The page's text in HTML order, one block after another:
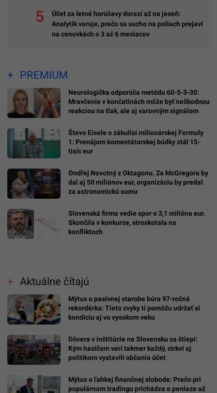
Účet za letné horúčavy dorazí až na jeseň:
Analytik varuje, prečo sa sucho na poliach prejaví
na cenovkách o 3 až 6 mesiacov
PREMIUM
Neurologička odporúča metódu 60-5-3-30:
Mravčenie v končatinách môže byť neškodnou
reakciou na tlak, ale aj varovným signálom
Števo Eisele o zákulisí milionárskej Formuly
1: Prenájom komentátorskej búdky stál 15-
tisíc eur
Ondřej Novotný z Oktagonu. Za McGregora by
dal aj 50 miliónov eur, organizáciu by predal
za astronomickú sumu
Slovenská firma vedie spor o 3,1 milióna eur.
Skončila v konkurze, stroskotala na
konfliktoch
Aktuálne čítajú
Mýtus o pasívnej starobe búra 97-ročná
rekordérka: Tieto zvyky ti pomôžu udržať si
kondíciu aj vo vysokom veku
Dôvera v inštitúcie na Slovensku sa štiepi:
Kým hasičom verí takmer každý, cirkvi aj
politikom vystavili občania účet
Mýtus o ľahkej finančnej slobode: Prečo pri
populárnom tradingu prichádza o peniaze až